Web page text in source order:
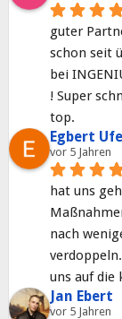
guter
schon seit
bei
! Super
top.
Egbert
vor 5 Jahren
hat uns
nach
uns auf die
Jan Ebert
vor 5 Jahren